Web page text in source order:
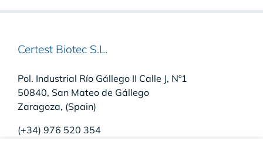
Certest Biotec S.L.
Pol. Industrial Río Gállego II Calle J, Nº1
50840, San Mateo de Gállego
Zaragoza, (Spain)
(+34) 976 520 354